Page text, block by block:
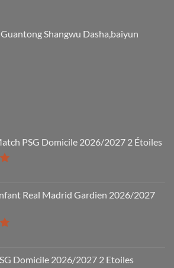
Shangwu Dasha,baiyun
PSG Domicile 2026/2027 2 Étoiles
Real Madrid Gardien 2026/2027
Domicile 2026/2027 2 Etoiles